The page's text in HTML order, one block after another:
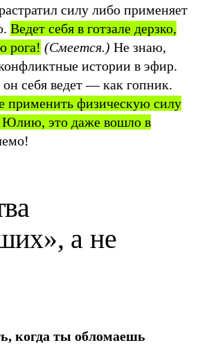
силу либо применяет
Ведет себя в готзале дерзко,
рога! (Смеется.) Не знаю,
истории в эфир.
себя ведет — как гопник.
применить физическую силу
это даже вошло в
а не
когда ты обломаешь